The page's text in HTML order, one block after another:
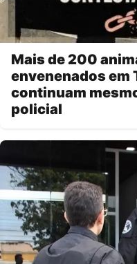
Mais de 200
envenenados em
continuam
policial